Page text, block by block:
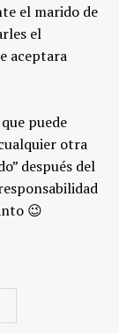
el marido de
el
aceptara
puede
otra
después del
😉